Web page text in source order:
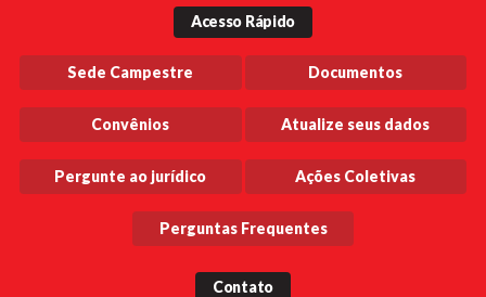
Acesso Rápido
Sede Campestre Documentos
Convênios Atualize seus dados
Pergunte ao jurídico Ações Coletivas
Perguntas Frequentes
Contato